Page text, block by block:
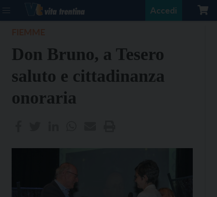
Accedi
Don Bruno, a Tesero
saluto e cittadinanza
onoraria